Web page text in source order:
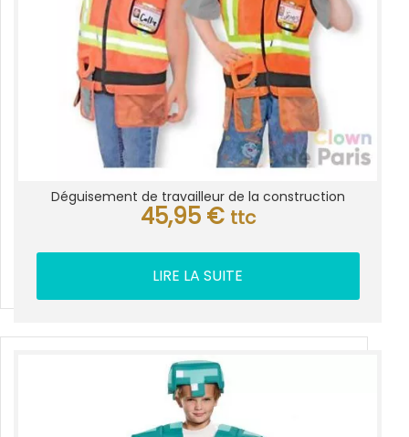
Déguisement de travailleur de la construction
45,95 € ttc
LIRE LA SUITE